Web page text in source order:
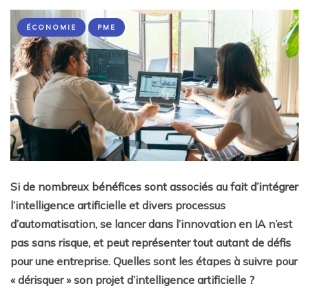
ÉCONOMIE PME
Si de nombreux bénéfices sont associés au fait d’intégrer
l’intelligence artificielle et divers processus
d’automatisation, se lancer dans l’innovation en IA n’est
pas sans risque, et peut représenter tout autant de défis
pour une entreprise. Quelles sont les étapes à suivre pour
« dérisquer » son projet d’intelligence artificielle ?